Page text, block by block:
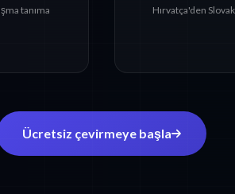
tanıma Hırvatça'den
Ücretsiz çevirmeye başla